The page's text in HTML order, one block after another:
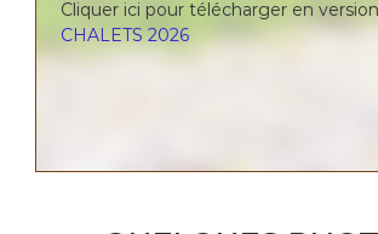
Cliquer ici pour télécharger en
CHALETS 2026